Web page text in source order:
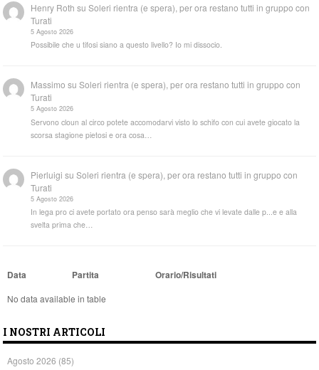
Henry Roth suSoleri rientra (e spera), per ora restano tutti in gruppo con
Turati
5 Agosto 2026
Possibile che u tifosi siano a questo livello? Io mi dissocio.
Massimo suSoleri rientra (e spera), per ora restano tutti in gruppo con
Turati
5 Agosto 2026
Servono cloun al circo potete accomodarvi visto lo schifo con cui avete giocato la
scorsa stagione pietosi e ora cosa…
Pierluigi suSoleri rientra (e spera), per ora restano tutti in gruppo con
Turati
5 Agosto 2026
In lega pro ci avete portato ora penso sarà meglio che vi levate dalle p...e e alla
svelta prima che…
Data Partita Orario/Risultati
No data available in table
I NOSTRI ARTICOLI
Agosto 2026 (85)